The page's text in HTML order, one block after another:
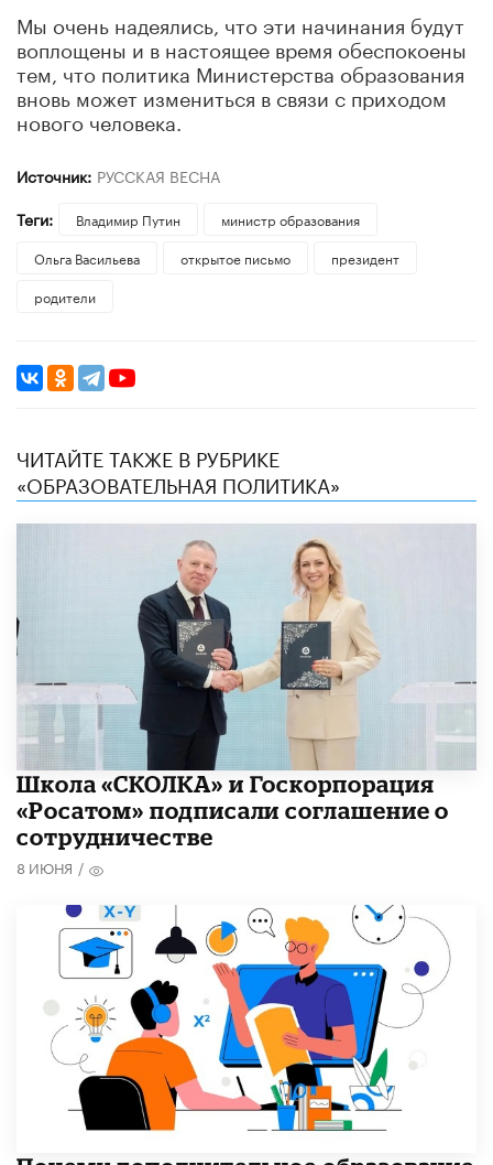
Мы очень надеялись, что эти начинания будут
воплощены и в настоящее время обеспокоены
тем, что политика Министерства образования
вновь может измениться в связи с приходом
нового человека.
Источник: РУССКАЯ ВЕСНА
Теги:
Владимир Путин
министр образования
Ольга Васильева
открытое письмо
президент
родители
ЧИТАЙТЕ ТАКЖЕ В РУБРИКЕ
«ОБРАЗОВАТЕЛЬНАЯ ПОЛИТИКА»
Школа «СКОЛКА» и Госкорпорация
«Росатом» подписали соглашение о
сотрудничестве
8 ИЮНЯ /